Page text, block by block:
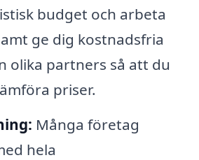
budget och arbeta
ge dig kostnadsfria
olika partners så att du
priser.
Många företag
hela